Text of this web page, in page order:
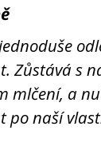
Zůstává s
mlčení, a
po naší